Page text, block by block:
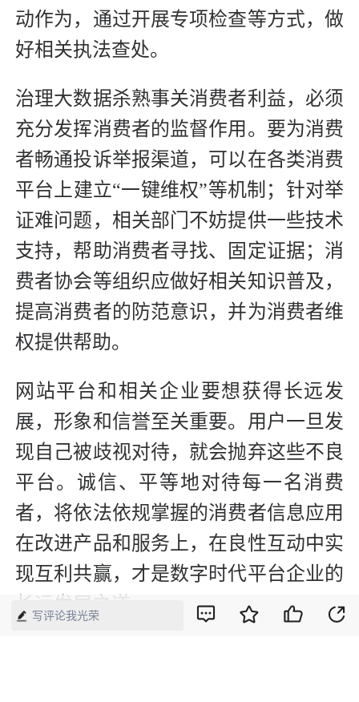
动作为，通过开展专项检查等方式，做
好相关执法查处。
治理大数据杀熟事关消费者利益，必须
充分发挥消费者的监督作用。要为消费
者畅通投诉举报渠道，可以在各类消费
平台上建立“一键维权”等机制；针对举
证难问题，相关部门不妨提供一些技术
支持，帮助消费者寻找、固定证据；消
费者协会等组织应做好相关知识普及，
提高消费者的防范意识，并为消费者维
权提供帮助。
网站平台和相关企业要想获得长远发
展，形象和信誉至关重要。用户一旦发
现自己被歧视对待，就会抛弃这些不良
平台。诚信、平等地对待每一名消费
者，将依法依规掌握的消费者信息应用
在改进产品和服务上，在良性互动中实
现互利共赢，才是数字时代平台企业的
写评论我光荣